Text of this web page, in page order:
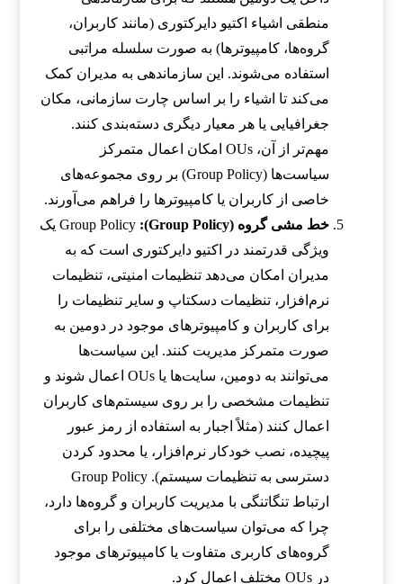
منطقی اشیاء اکتیو دایرکتوری (مانند کاربران،
گروه‌ها، کامپیوترها) به صورت سلسله مراتبی
استفاده می‌شوند. این سازماندهی به مدیران کمک
می‌کند تا اشیاء را بر اساس چارت سازمانی، مکان
جغرافیایی یا هر معیار دیگری دسته‌بندی کنند.
مهم‌تر از آن، OUs امکان اعمال متمرکز
سیاست‌ها (Group Policy) بر روی مجموعه‌های
خاصی از کاربران یا کامپیوترها را فراهم می‌آورند.
خط مشی گروه (Group Policy):
Group Policy یک
ویژگی قدرتمند در اکتیو دایرکتوری است که به
مدیران امکان می‌دهد تنظیمات امنیتی، تنظیمات
نرم‌افزار، تنظیمات دسکتاپ و سایر تنظیمات را
برای کاربران و کامپیوترهای موجود در دومین به
صورت متمرکز مدیریت کنند. این سیاست‌ها
می‌توانند به دومین، سایت‌ها یا OUs اعمال شوند و
تنظیمات مشخصی را بر روی سیستم‌های کاربران
اعمال کنند (مثلاً اجبار به استفاده از رمز عبور
پیچیده، نصب خودکار نرم‌افزار، یا محدود کردن
دسترسی به تنظیمات سیستم). Group Policy
ارتباط تنگاتنگی با مدیریت کاربران و گروه‌ها دارد،
چرا که می‌توان سیاست‌های مختلفی را برای
گروه‌های کاربری متفاوت یا کامپیوترهای موجود
در OUs مختلف اعمال کرد.